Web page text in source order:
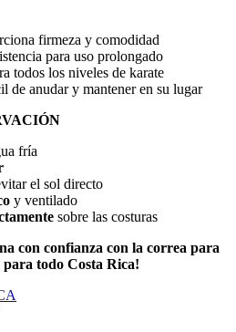
firmeza y comodidad
para uso prolongado
todos los niveles de karate
de anudar y mantener en su lugar
fría
el sol directo
y ventilado
sobre las costuras
con confianza con la correa para
todo Costa Rica!